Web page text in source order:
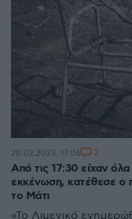
Από τις 17:30 είχαν
εκκένωση, κατέθεσε ο
το Μάτι
«Το Λιμενικό
28.02.2023, 17:06 2